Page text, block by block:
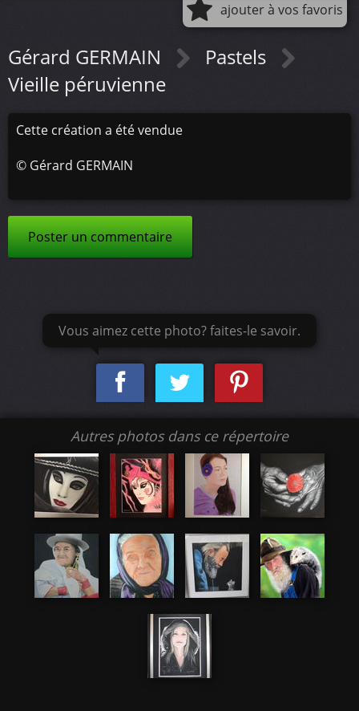
ajouter à vos favoris
Gérard GERMAIN
Pastels
Vieille péruvienne
Cette création a été vendue
© Gérard GERMAIN
Poster un commentaire
Vous aimez cette photo? faites-le savoir.
Autres photos dans ce répertoire